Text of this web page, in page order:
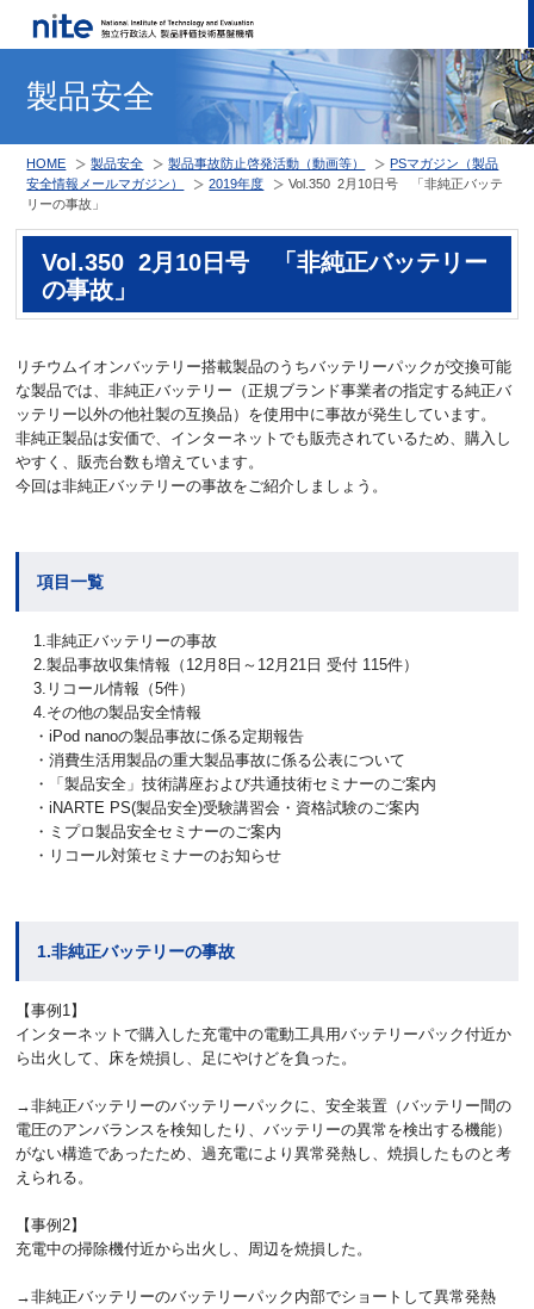
製品安全
HOME 製品安全 製品事故防止啓発活動（動画等）
PSマガジン（製品
安全情報メールマガジン）
2019年度
Vol.350 2月10日号 「非純正バッテ
リーの事故」
Vol.350 2月10日号 「非純正バッテリー
の事故」
リチウムイオンバッテリー搭載製品のうちバッテリーパックが交換可能
な製品では、非純正バッテリー（正規ブランド事業者の指定する純正バ
ッテリー以外の他社製の互換品）を使用中に事故が発生しています。
非純正製品は安価で、インターネットでも販売されているため、購入し
やすく、販売台数も増えています。
今回は非純正バッテリーの事故をご紹介しましょう。
項目一覧
1.非純正バッテリーの事故
2.製品事故収集情報（12月8日～12月21日 受付 115件）
3.リコール情報（5件）
4.その他の製品安全情報
・iPod nanoの製品事故に係る定期報告
・消費生活用製品の重大製品事故に係る公表について
・「製品安全」技術講座および共通技術セミナーのご案内
・iNARTE PS(製品安全)受験講習会・資格試験のご案内
・ミプロ製品安全セミナーのご案内
・リコール対策セミナーのお知らせ
1.非純正バッテリーの事故
【事例1】
インターネットで購入した充電中の電動工具用バッテリーパック付近か
ら出火して、床を焼損し、足にやけどを負った。
→非純正バッテリーのバッテリーパックに、安全装置（バッテリー間の
電圧のアンバランスを検知したり、バッテリーの異常を検出する機能）
がない構造であったため、過充電により異常発熱し、焼損したものと考
えられる。
【事例2】
充電中の掃除機付近から出火し、周辺を焼損した。
→非純正バッテリーのバッテリーパック内部でショートして異常発熱